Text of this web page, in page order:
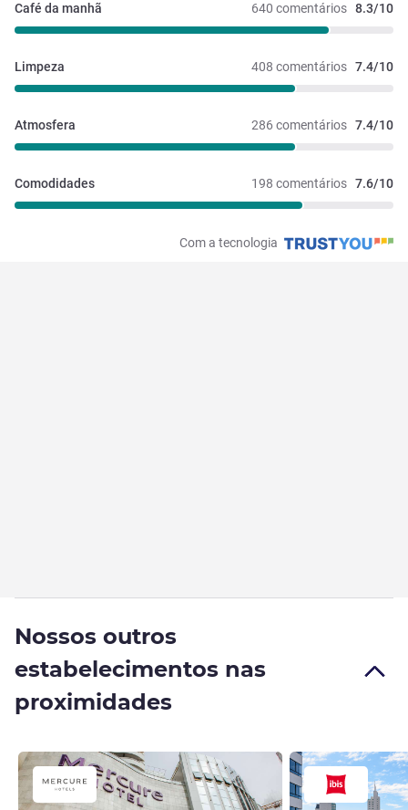
640 comentários 8.3/10
Café da manhã
408 comentários 7.4/10
Limpeza
286 comentários 7.4/10
Atmosfera
198 comentários 7.6/10
Comodidades
Com a tecnologia
Nossos outros
estabelecimentos nas
proximidades